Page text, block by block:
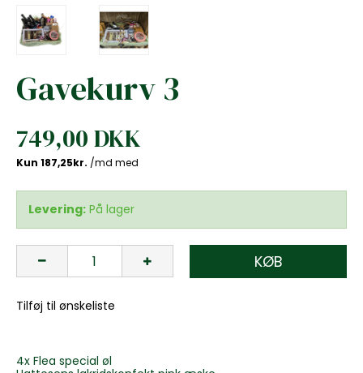
Gavekurv 3
749,00 DKK
Levering: På lager
KØB
Tilføj til ønskeliste
4x Flea special øl